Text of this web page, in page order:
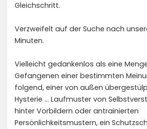
Gleichschritt.
Verzweifelt auf der Suche nach
Minuten.
Vielleicht gedankenlos als eine
Gefangenen einer bestimmten
folgend, einer von außen
Hysterie … Laufmuster von
hinter Vorbildern oder antrainierten
Persönlichkeitsmustern, ein